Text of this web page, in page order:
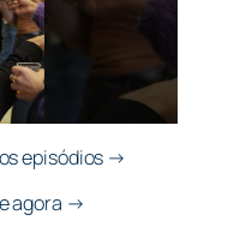
episódios →
agora →